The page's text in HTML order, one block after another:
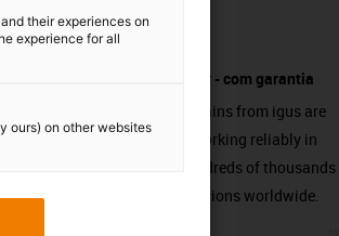
fornecedor - com garantia
Energy chains from igus are
already working reliably in
many hundreds of thousands
of applications worldwide.
their experiences on
experience for all
ours) on other websites